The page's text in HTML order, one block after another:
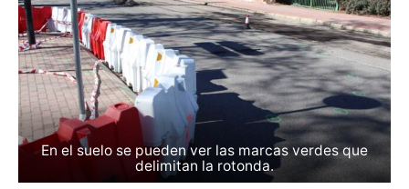
En el suelo se pueden ver las marcas verdes que
delimitan la rotonda.